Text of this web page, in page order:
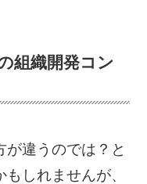
組織開発コン
違うのでは？と
しれませんが、